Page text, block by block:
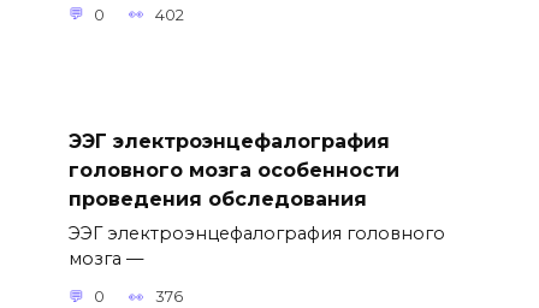
0 402
ЭЭГ электроэнцефалография
головного мозга особенности
проведения обследования
ЭЭГ электроэнцефалография головного
мозга —
0 376